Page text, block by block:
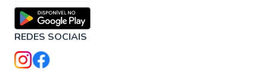
REDES SOCIAIS